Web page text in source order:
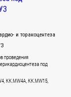
и торакоцентеза
проведения
под
KK.MW4A, KK.MW15,